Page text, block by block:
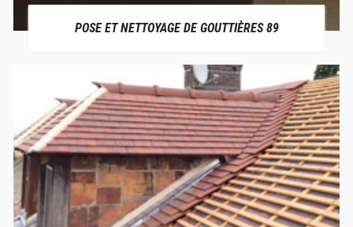
POSE ET NETTOYAGE DE GOUTTIÈRES 89